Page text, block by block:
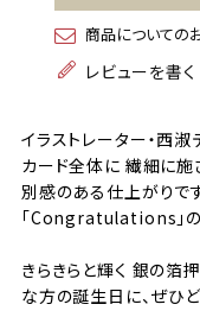
商品についての
レビューを書く
イラストレーター・西淑
カード全体に 繊細に施
別感のある仕上がりで
「Congratulations」の
きらきらと輝く 銀の箔
な方の誕生日に、ぜひど